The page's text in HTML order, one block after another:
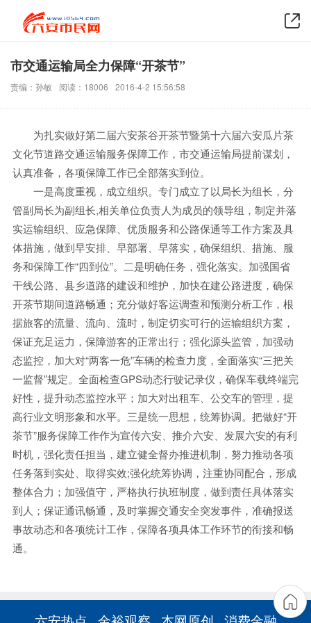
市交通运输局全力保障“开茶节”
责编：孙敏 阅读：18006 2016-4-2 15:56:58
为扎实做好第二届六安茶谷开茶节暨第十六届六安瓜片茶
文化节道路交通运输服务保障工作，市交通运输局提前谋划，
认真准备，各项保障工作已全部落实到位。
一是高度重视，成立组织。专门成立了以局长为组长，分
管副局长为副组长,相关单位负责人为成员的领导组，制定并落
实运输组织、应急保障、优质服务和公路保通等工作方案及具
体措施，做到早安排、早部署、早落实，确保组织、措施、服
务和保障工作“四到位”。二是明确任务，强化落实。加强国省
干线公路、县乡道路的建设和维护，加快在建公路进度，确保
开茶节期间道路畅通；充分做好客运调查和预测分析工作，根
据旅客的流量、流向、流时，制定切实可行的运输组织方案，
保证充足运力，保障游客的正常出行；强化源头监管，加强动
态监控，加大对“两客一危”车辆的检查力度，全面落实“三把关
一监督”规定。全面检查GPS动态行驶记录仪，确保车载终端完
好性，提升动态监控水平；加大对出租车、公交车的管理，提
高行业文明形象和水平。三是统一思想，统筹协调。把做好“开
茶节”服务保障工作作为宣传六安、推介六安、发展六安的有利
时机，强化责任担当，建立健全督办推进机制，努力推动各项
任务落到实处、取得实效;强化统筹协调，注重协同配合，形成
整体合力；加强值守，严格执行执班制度，做到责任具体落实
到人；保证通讯畅通，及时掌握交通安全突发事件，准确报送
事故动态和各项统计工作，保障各项具体工作环节的衔接和畅
通。